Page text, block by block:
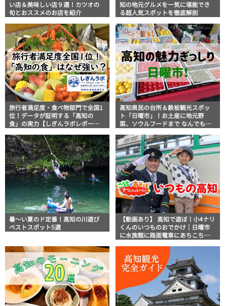
い店＆美味しい店９選！カツオの
旬とおススメのお店を紹介
知の地元グルメを一気に堪能でき
る超人気スポットを徹底解剖
旅行者満足度・食べ物部門で全国1
位！データが証明する「高知の
食」の実力【しぎんラボレポー
高知県民の台所＆鉄板観光スポッ
ト「日曜市」！お土産に地元野
菜、ソウルフードまで なんでもそ
説！
暑～い夏のド定番！高知の川遊び
ベストスポット5選
【動画あり】 高知で遊ぼ！小4ナリ
くんのいつものおでかけ｜日曜市
に水族館に路面電車にあちこち巡